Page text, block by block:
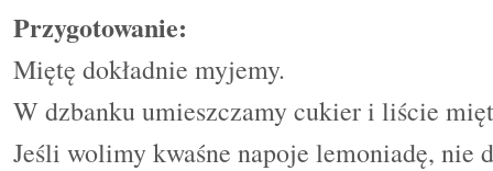
Przygotowanie:
Miętę dokładnie myjemy.
W dzbanku umieszczamy cukier i liście
Jeśli wolimy kwaśne napoje lemoniadę, nie